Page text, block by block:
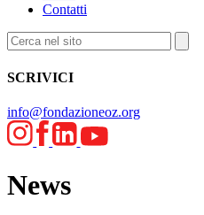
Contatti
SCRIVICI
info@fondazioneoz.org
News